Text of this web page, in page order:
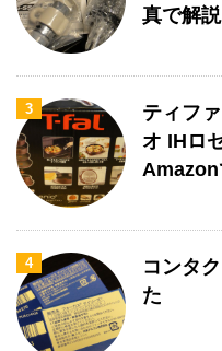
真で解説
3
ティフ
オ IHロ
Amazon
4
コンタ
た